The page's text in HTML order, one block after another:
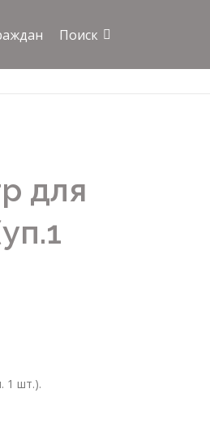
Поиск
для
1 шт.).